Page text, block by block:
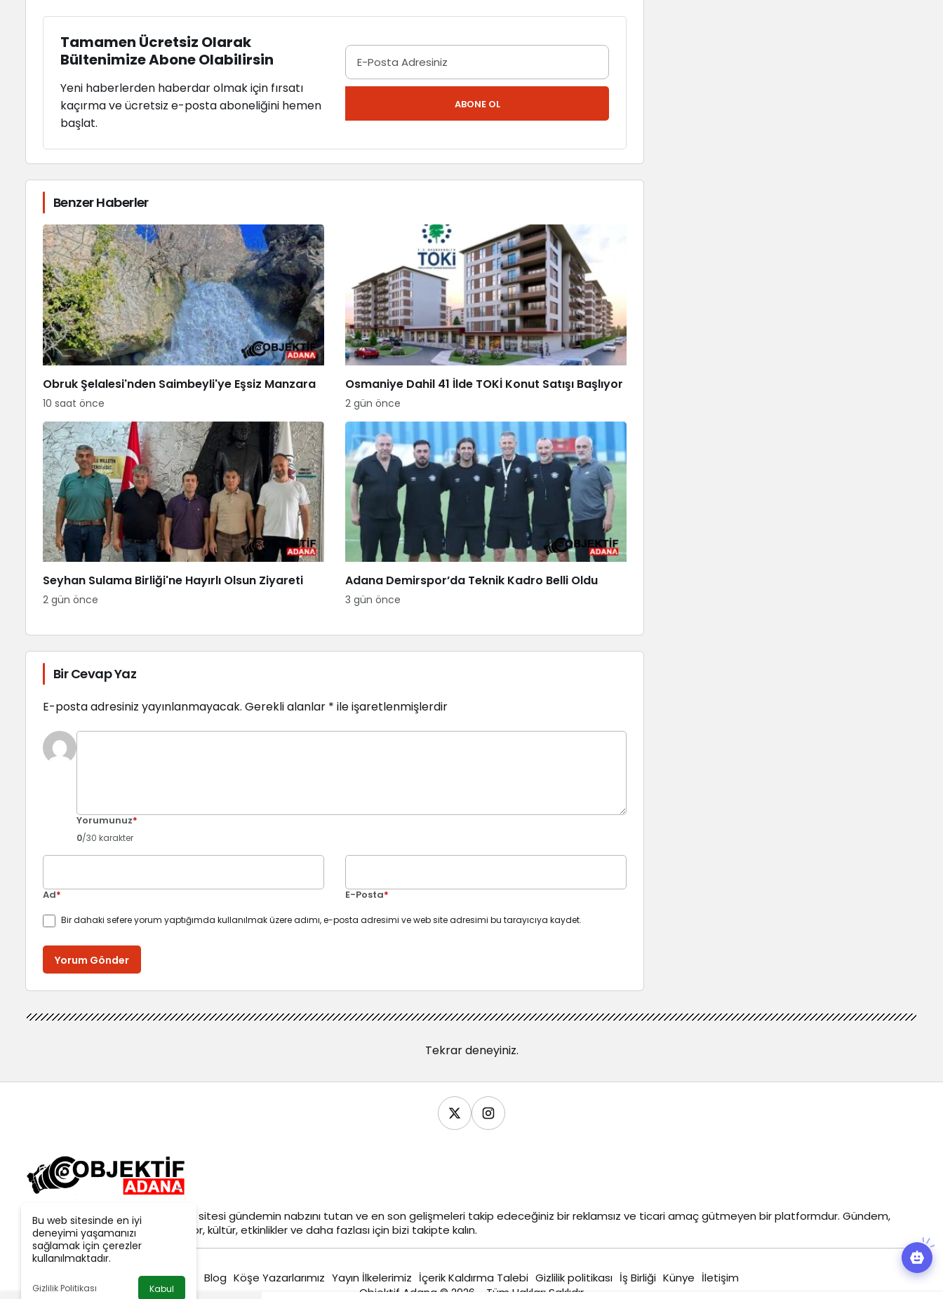
Tamamen Ücretsiz Olarak
Bültenimize Abone Olabilirsin
Yeni haberlerden haberdar olmak için fırsatı
kaçırma ve ücretsiz e-posta aboneliğini hemen
başlat.
ABONE OL
Benzer Haberler
Obruk Şelalesi'nden Saimbeyli'ye Eşsiz Manzara
10 saat önce
Osmaniye Dahil 41 İlde TOKİ Konut Satışı Başlıyor
2 gün önce
Seyhan Sulama Birliği'ne Hayırlı Olsun Ziyareti
2 gün önce
Adana Demirspor’da Teknik Kadro Belli Oldu
3 gün önce
Bir Cevap Yaz
E-posta adresiniz yayınlanmayacak. Gerekli alanlar * ile işaretlenmişlerdir
Yorumunuz*
0/30 karakter
Ad* E-Posta*
Bir dahaki sefere yorum yaptığımda kullanılmak üzere adımı, e-posta adresimi ve web site adresimi bu tarayıcıya kaydet.
Yorum Gönder
Tekrar deneyiniz.
Bu web sitesinde en iyi
deneyimi yaşamanızı
sağlamak için çerezler
kullanılmaktadır.
Gizlilik Politikası Kabul
Objektif Adana Son Dakika
haber sitesi gündemin nabzını tutan ve en son gelişmeleri takip edeceğiniz bir reklamsız ve ticari amaç gütmeyen bir platformdur. Gündem,
siyaset, ekonomi, tarım, yerel spor, kültür, etkinlikler ve daha fazlası için bizi takipte kalın.
Blog Köşe Yazarlarımız Yayın İlkelerimiz İçerik Kaldırma Talebi Gizlilik politikası İş Birliği Künye İletişim
Objektif Adana © 2026 - Tüm Hakları Saklıdır